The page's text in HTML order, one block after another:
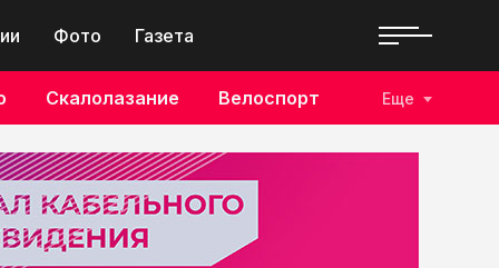
Фото Газета
Скалолазание Велоспорт Еще